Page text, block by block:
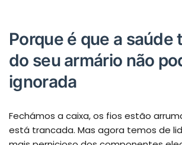
Porque é que a saúde
do seu armário não
ignorada
Fechámos a caixa, os fios estão
está trancada. Mas agora temos de